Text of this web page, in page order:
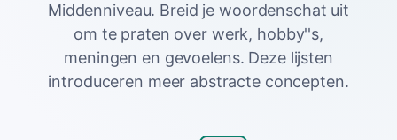
Middenniveau. Breid je woordenschat uit
om te praten over werk, hobby''s,
meningen en gevoelens. Deze lijsten
introduceren meer abstracte concepten.